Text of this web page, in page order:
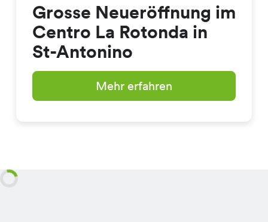
Grosse Neueröffnung im
Centro La Rotonda in
St-Antonino
Mehr erfahren